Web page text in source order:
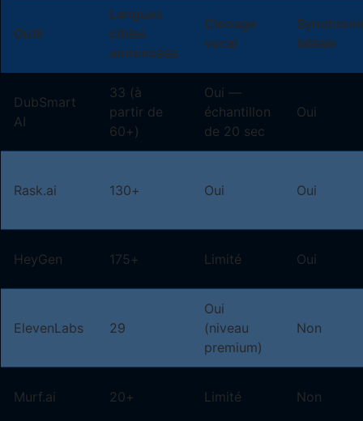
Outil
Langues
cibles
annoncées
Clonage
vocal
labiale
DubSmart
AI
33 (à
partir de
60+)
Oui —
échantillon
de 20 sec
Oui
Rask.ai 130+ Oui Oui
HeyGen 175+ Limité Oui
ElevenLabs 29
Oui
(niveau
premium)
Non
Murf.ai 20+ Limité Non